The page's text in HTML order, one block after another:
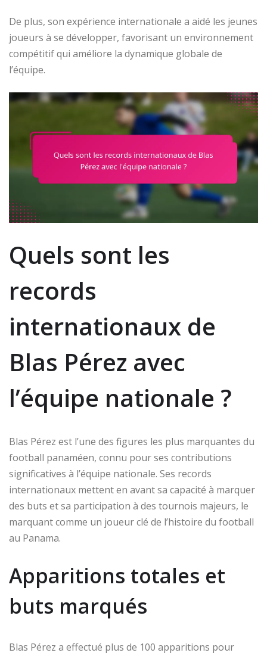
De plus, son expérience internationale a aidé les jeunes
joueurs à se développer, favorisant un environnement
compétitif qui améliore la dynamique globale de
l’équipe.
Quels sont les
records
internationaux de
Blas Pérez avec
l’équipe nationale ?
Blas Pérez est l’une des figures les plus marquantes du
football panaméen, connu pour ses contributions
significatives à l’équipe nationale. Ses records
internationaux mettent en avant sa capacité à marquer
des buts et sa participation à des tournois majeurs, le
marquant comme un joueur clé de l’histoire du football
au Panama.
Apparitions totales et
buts marqués
Blas Pérez a effectué plus de 100 apparitions pour